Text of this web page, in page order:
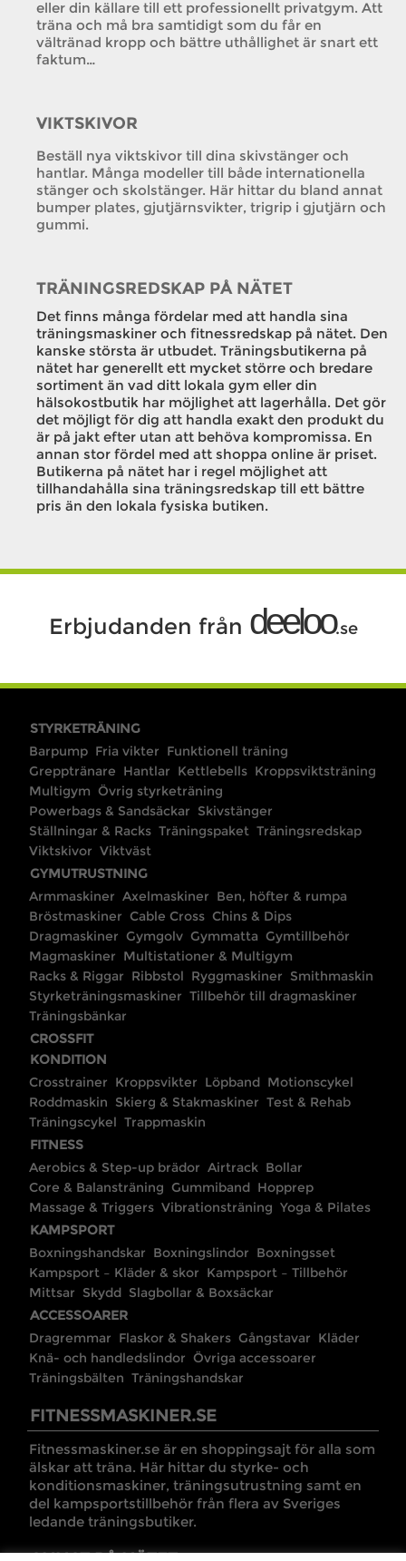
eller din källare till ett professionellt privatgym. Att
träna och må bra samtidigt som du får en
vältränad kropp och bättre uthållighet är snart ett
faktum…
VIKTSKIVOR
Beställ nya viktskivor till dina skivstänger och
hantlar. Många modeller till både internationella
stänger och skolstänger. Här hittar du bland annat
bumper plates, gjutjärnsvikter, trigrip i gjutjärn och
gummi.
TRÄNINGSREDSKAP PÅ NÄTET
Det finns många fördelar med att handla sina
träningsmaskiner och fitnessredskap på nätet. Den
kanske största är utbudet. Träningsbutikerna på
nätet har generellt ett mycket större och bredare
sortiment än vad ditt lokala gym eller din
hälsokostbutik har möjlighet att lagerhålla. Det gör
det möjligt för dig att handla exakt den produkt du
är på jakt efter utan att behöva kompromissa. En
annan stor fördel med att shoppa online är priset.
Butikerna på nätet har i regel möjlighet att
tillhandahålla sina träningsredskap till ett bättre
pris än den lokala fysiska butiken.
Erbjudanden från deeloo.se
STYRKETRÄNING
Barpump Fria vikter Funktionell träning
Grepptränare Hantlar Kettlebells Kroppsviktsträning
Multigym Övrig styrketräning
Powerbags & Sandsäckar Skivstänger
Ställningar & Racks Träningspaket Träningsredskap
Viktskivor Viktväst
GYMUTRUSTNING
Armmaskiner Axelmaskiner Ben, höfter & rumpa
Bröstmaskiner Cable Cross Chins & Dips
Dragmaskiner Gymgolv Gymmatta Gymtillbehör
Magmaskiner Multistationer & Multigym
Racks & Riggar Ribbstol Ryggmaskiner Smithmaskin
Styrketräningsmaskiner Tillbehör till dragmaskiner
Träningsbänkar
CROSSFIT
KONDITION
Crosstrainer Kroppsvikter Löpband Motionscykel
Roddmaskin Skierg & Stakmaskiner Test & Rehab
Träningscykel Trappmaskin
FITNESS
Aerobics & Step-up brädor Airtrack Bollar
Core & Balansträning Gummiband Hopprep
Massage & Triggers Vibrationsträning Yoga & Pilates
KAMPSPORT
Boxningshandskar Boxningslindor Boxningsset
Kampsport – Kläder & skor Kampsport – Tillbehör
Mittsar Skydd Slagbollar & Boxsäckar
ACCESSOARER
Dragremmar Flaskor & Shakers Gångstavar Kläder
Knä- och handledslindor Övriga accessoarer
Träningsbälten Träningshandskar
FITNESSMASKINER.SE
Fitnessmaskiner.se är en shoppingsajt för alla som
älskar att träna. Här hittar du styrke- och
konditionsmaskiner, träningsutrustning samt en
del kampsportstillbehör från flera av Sveriges
ledande träningsbutiker.